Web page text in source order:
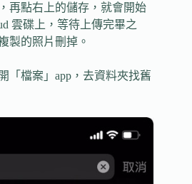
再點右上的儲存，就會開始
雲碟上，等待上傳完畢之
製的照片刪掉。
「檔案」app，去資料夾找舊